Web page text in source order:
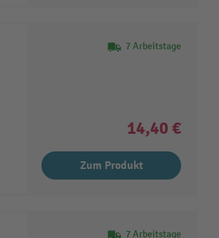
7 Arbeitstage
14,40 €
Zum Produkt
7 Arbeitstage